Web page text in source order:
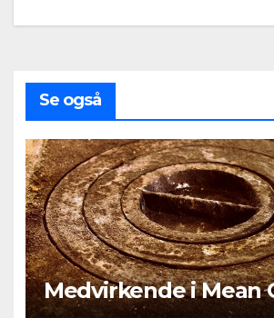
Se også
Medvirkende i Mean